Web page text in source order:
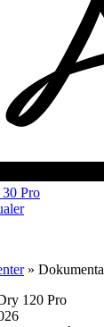
Pro
»
120 Pro